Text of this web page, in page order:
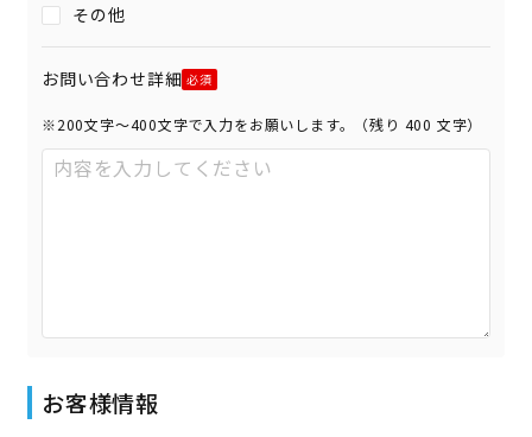
その他
お問い合わせ詳細
※200文字〜400文字で入力をお願いします。（残り 400 文字）
お客様情報